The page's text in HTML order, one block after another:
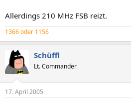
Allerdings 210 MHz FSB reizt.
1366 oder 1156
Schüffl
Lt. Commander
17. April 2005